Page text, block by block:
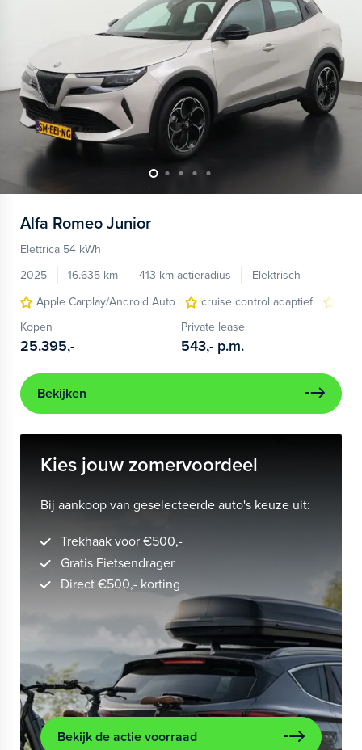
Alfa Romeo Junior
Elettrica 54 kWh
2025
16.635 km 413 km actieradius
Elektrisch
Apple Carplay/Android Auto
cruise control adaptief
Kopen
25.395,-
Private lease
543,- p.m.
Bekijken
Kies jouw zomervoordeel
Bij aankoop van geselecteerde auto's keuze uit:
Trekhaak voor €500,-
Gratis Fietsendrager
Direct €500,- korting
Bekijk de actie voorraad